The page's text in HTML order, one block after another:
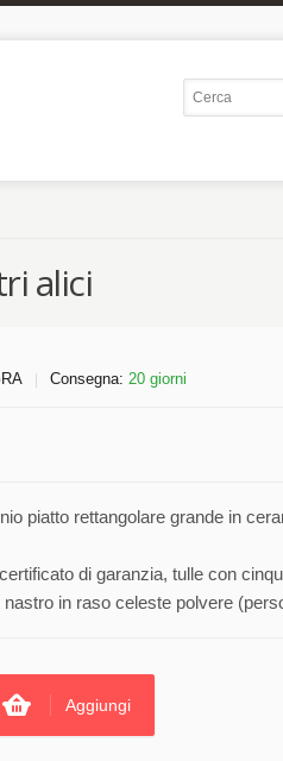
alici
Consegna: 20 giorni
piatto rettangolare grande in
di garanzia, tulle con
in raso celeste polvere
Aggiungi